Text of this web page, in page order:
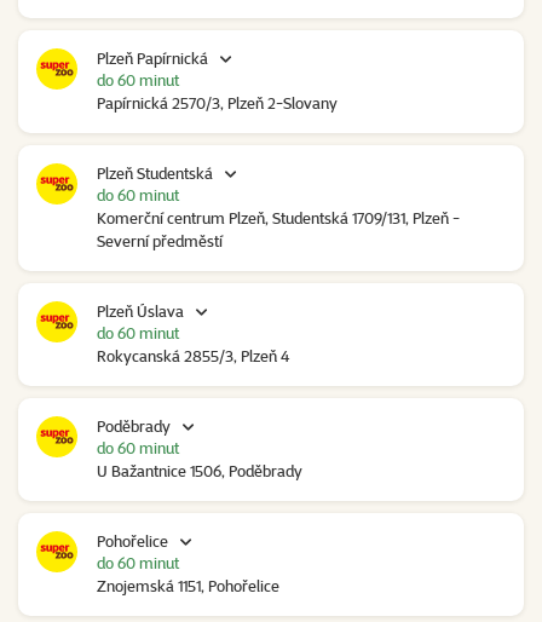
Plzeň Papírnická
Papírnická 2570/3, Plzeň 2-Slovany
do 60 minut
Plzeň Studentská
Komerční centrum Plzeň, Studentská 1709/131, Plzeň -
Severní předměstí
do 60 minut
Plzeň Úslava
Rokycanská 2855/3, Plzeň 4
do 60 minut
Poděbrady
U Bažantnice 1506, Poděbrady
do 60 minut
Pohořelice
Znojemská 1151, Pohořelice
do 60 minut